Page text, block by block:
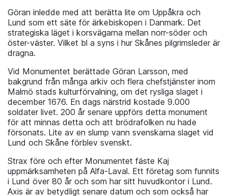
Göran inledde med att berätta lite om Uppåkra och
Lund som ett säte för ärkebiskopen i Danmark. Det
strategiska läget i korsvägarna mellan norr-söder och
öster-väster. Vilket bl a syns i hur Skånes pilgrimsleder är
dragna.
Vid Monumentet berättade Göran Larsson, med
bakgrund från många arkiv och flera chefstjänster inom
Malmö stads kulturförvalning, om det rysliga slaget i
december 1676. En dags närstrid kostade 9.000
soldater livet. 200 år senare uppförs detta monument
för att minnas detta och att brödrafolken nu hade
försonats. Lite av en slump vann svenskarna slaget vid
Lund och Skåne förblev svenskt.
Strax före och efter Monumentet fäste Kaj
uppmärksamheten på Alfa-Laval. Ett företag som funnits
i Lund över 80 år och som har sitt huvudkontor i Lund.
Axis är av betydligt senare datum och som också har